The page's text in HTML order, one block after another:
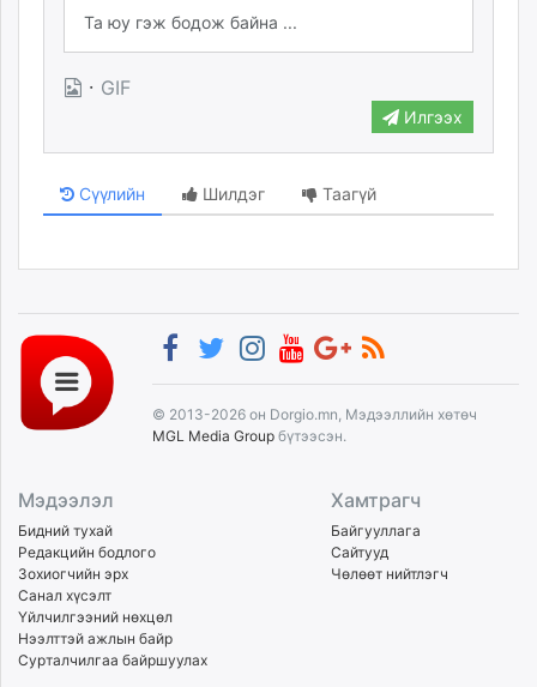
· GIF
Илгээх
Сүүлийн Шилдэг Таагүй
© 2013-2026 он Dorgio.mn, Мэдээллийн хөтөч
MGL Media Group бүтээсэн.
Мэдээлэл
Бидний тухай
Редакцийн бодлого
Зохиогчийн эрх
Санал хүсэлт
Үйлчилгээний нөхцөл
Нээлттэй ажлын байр
Сурталчилгаа байршуулах
Хамтрагч
Байгууллага
Сайтууд
Чөлөөт нийтлэгч